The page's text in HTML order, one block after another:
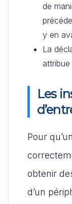
de
y en
La
Les
Pour
obtenir
d’un